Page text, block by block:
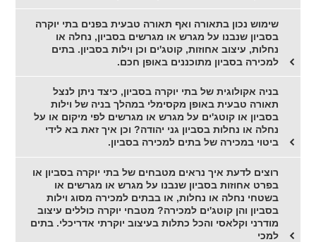
שימוש נכון בתאורה ואף תאורה טבעית בפנים בתי יוקרה
בסביון שנבנו על מגרש או מגרשים בסביון, נחלה או
נחלות, עיצוב אחוזות, קוטג'ים וכן וילות בסביון. בתים
למכירה בסביון מתוכננים באופן חכם.
בניה אקולוגית של בתי יוקרה בסביון, כיצד ניתן לנצל
תאורה טבעית באופן מקסימלי במהלך בניה של וילות
בסביון או קוטג'ים על מגרש או מגרשים לפי מיקום או על
נחלה או נחלות בסביון גני יהודה? וכן איך זאת בא לידי
ביטוי במכירה של בתים למכירה בסביון.
רוצים לדעת איך נראים מטבחים של בתי יוקרה בסביון או
בפרט אחוזות בסביון שנבנו על מגרש או מגרשים או
בשטחי נחלה או נחלות, או בבתים למכירה מסוג וילות
בסביון והן קוטג'ים למכירה? מטבחי יוקרה כוללים עיצוב
מודרני וקלאסי והכל כתלות בעיצוב יוקרתי אדריכלי. בתים
למכי